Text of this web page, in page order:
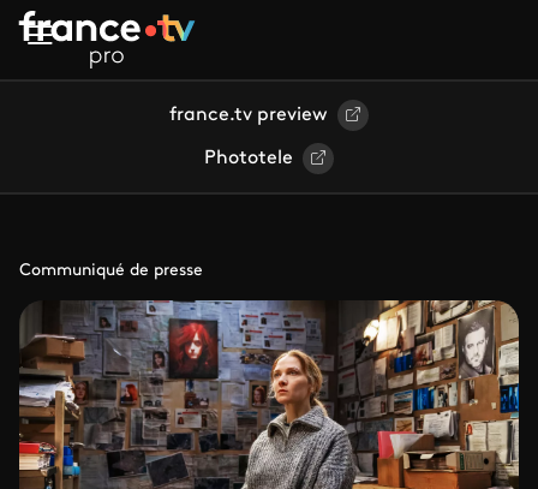
Aller au contenu principal
france.tv preview
Phototele
Communiqué de presse